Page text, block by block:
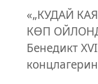
«„КУДАЙ
КӨП
Бенедикт